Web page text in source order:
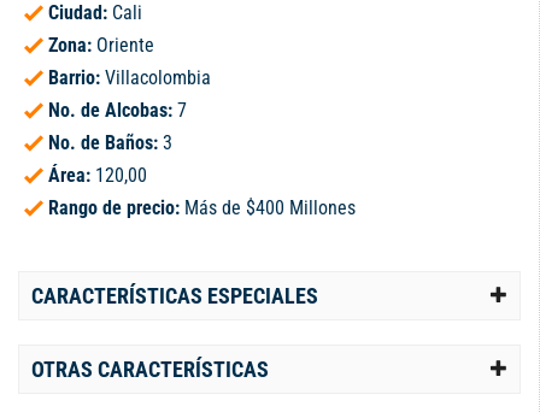
Ciudad: Cali
Zona: Oriente
Barrio: Villacolombia
No. de Alcobas: 7
No. de Baños: 3
Área: 120,00
Rango de precio: Más de $400 Millones
CARACTERÍSTICAS ESPECIALES
OTRAS CARACTERÍSTICAS